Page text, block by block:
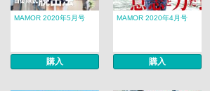
MAMOR 2020年5月号
購入
MAMOR 2020年4月号
購入